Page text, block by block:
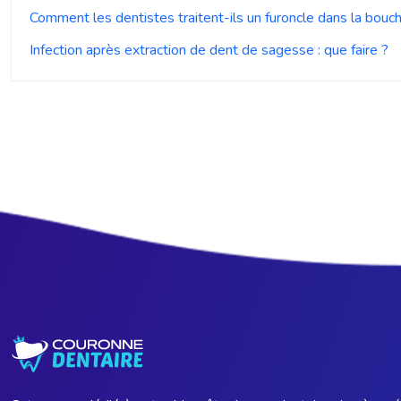
Comment les dentistes traitent-ils un furoncle dans la
Infection après extraction de dent de sagesse : que faire ?